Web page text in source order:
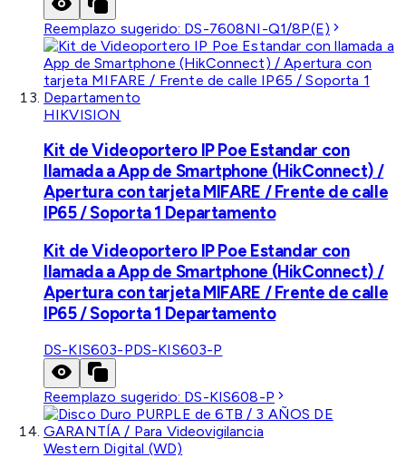
Reemplazo sugerido: DS-7608NI-Q1/8P(E)
HIKVISION
Kit de Videoportero IP Poe Estandar con
llamada a App de Smartphone (HikConnect) /
Apertura con tarjeta MIFARE / Frente de calle
IP65 / Soporta 1 Departamento
Kit de Videoportero IP Poe Estandar con
llamada a App de Smartphone (HikConnect) /
Apertura con tarjeta MIFARE / Frente de calle
IP65 / Soporta 1 Departamento
DS-KIS603-PDS-KIS603-P
Reemplazo sugerido: DS-KIS608-P
Western Digital (WD)